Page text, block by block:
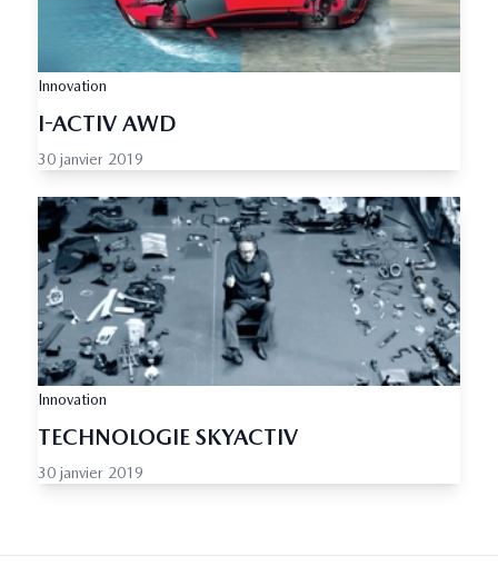
Innovation
I-ACTIV AWD
30 janvier 2019
Innovation
TECHNOLOGIE SKYACTIV
30 janvier 2019